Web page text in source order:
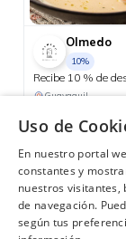
Olmedo
10%
Recibe 10 % de
Guayaquil
Uso de
En nuestro portal
constantes y
nuestros visitantes,
de navegación.
según tus